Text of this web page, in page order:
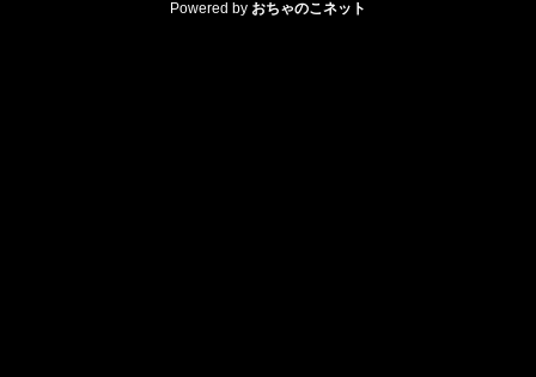
Powered by おちゃのこネット